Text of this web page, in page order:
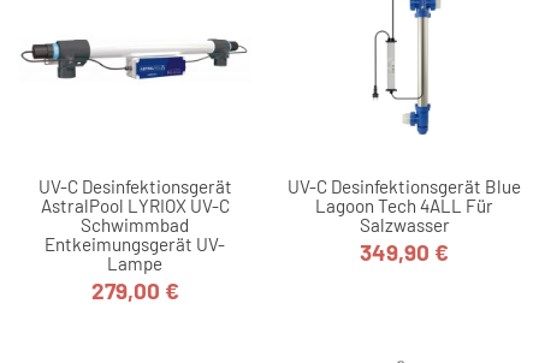
UV-C Desinfektionsgerät
AstralPool LYRIOX UV-C
Schwimmbad
Entkeimungsgerät UV-
Lampe
Preis
279,00 €
UV-C Desinfektionsgerät Blue
Lagoon Tech 4ALL Für
Salzwasser
Preis
349,90 €